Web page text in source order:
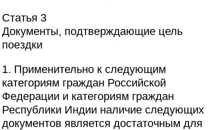
Статья 3
Документы, подтверждающие цель
поездки
1. Применительно к следующим
категориям граждан Российской
Федерации и категориям граждан
Республики Индии наличие следующих
документов является достаточным для